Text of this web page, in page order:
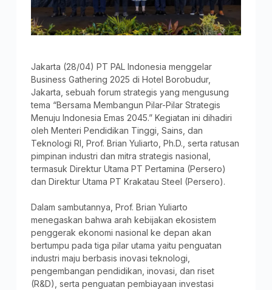
Jakarta (28/04) PT PAL Indonesia menggelar
Business Gathering 2025 di Hotel Borobudur,
Jakarta, sebuah forum strategis yang mengusung
tema “Bersama Membangun Pilar-Pilar Strategis
Menuju Indonesia Emas 2045.” Kegiatan ini dihadiri
oleh Menteri Pendidikan Tinggi, Sains, dan
Teknologi RI, Prof. Brian Yuliarto, Ph.D., serta ratusan
pimpinan industri dan mitra strategis nasional,
termasuk Direktur Utama PT Pertamina (Persero)
dan Direktur Utama PT Krakatau Steel (Persero).
Dalam sambutannya, Prof. Brian Yuliarto
menegaskan bahwa arah kebijakan ekosistem
penggerak ekonomi nasional ke depan akan
bertumpu pada tiga pilar utama yaitu penguatan
industri maju berbasis inovasi teknologi,
pengembangan pendidikan, inovasi, dan riset
(R&D), serta penguatan pembiayaan investasi